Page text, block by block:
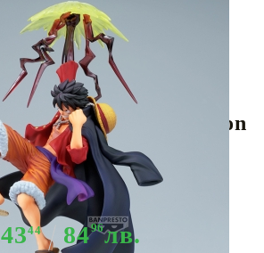
Tweet
Record Collection
Фигурка -
44 8496лв.